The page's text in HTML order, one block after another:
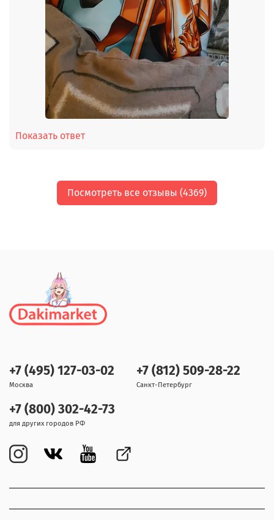
Показать ответ
Посмотреть все отзывы (4369)
+7 (495) 127-03-02
Москва
+7 (812) 509-28-22
Санкт-Петербург
+7 (800) 302-42-73
для других городов РФ